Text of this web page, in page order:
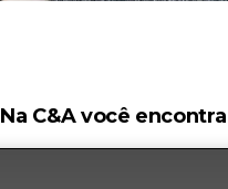
Na C&A você